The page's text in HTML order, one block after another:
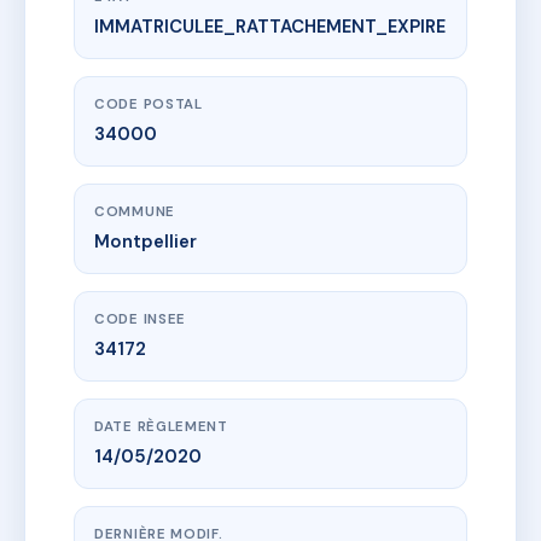
www.vme.plus/AH0054395
3 RUE ROUDIL
3 r roudil34000 Montpellier
IMMATRICULEE_RATTACHEMENT_EXPIRE
CODE POSTAL
34000
COMMUNE
Montpellier
CODE INSEE
34172
DATE RÈGLEMENT
14/05/2020
DERNIÈRE MODIF.